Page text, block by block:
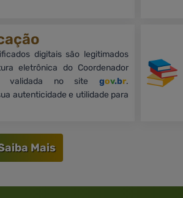
digitais são legitimados
eletrônica do Coordenador
validada no site gov.br.
autenticidade e utilidade para
Mais